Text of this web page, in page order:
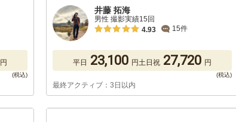
円
井藤 拓海
男性 撮影実績15回
4.93
15件
平日 23,100 円土日祝 27,720 円
最終アクティブ：3日以内